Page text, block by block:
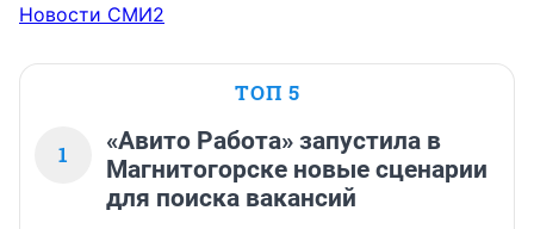
Новости СМИ2
ТОП 5
1
«Авито Работа» запустила в
Магнитогорске новые сценарии
для поиска вакансий